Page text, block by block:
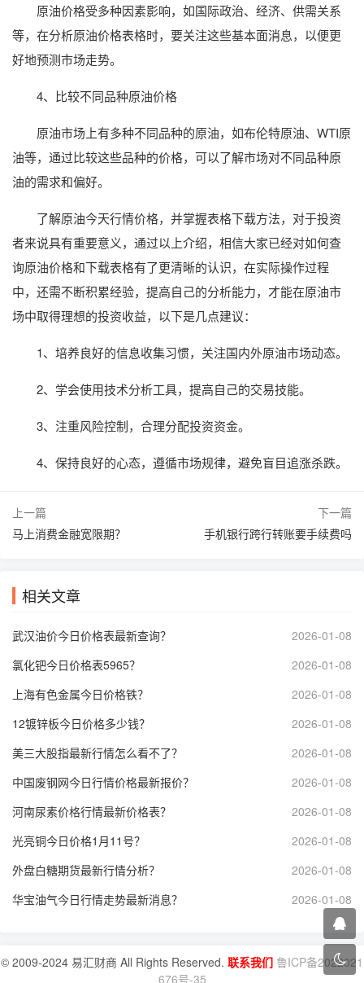
原油价格受多种因素影响，如国际政治、经济、供需关系
等，在分析原油价格表格时，要关注这些基本面消息，以便更
好地预测市场走势。
4、比较不同品种原油价格
原油市场上有多种不同品种的原油，如布伦特原油、WTI原
油等，通过比较这些品种的价格，可以了解市场对不同品种原
油的需求和偏好。
了解原油今天行情价格，并掌握表格下载方法，对于投资
者来说具有重要意义，通过以上介绍，相信大家已经对如何查
询原油价格和下载表格有了更清晰的认识，在实际操作过程
中，还需不断积累经验，提高自己的分析能力，才能在原油市
场中取得理想的投资收益，以下是几点建议：
1、培养良好的信息收集习惯，关注国内外原油市场动态。
2、学会使用技术分析工具，提高自己的交易技能。
3、注重风险控制，合理分配投资资金。
4、保持良好的心态，遵循市场规律，避免盲目追涨杀跌。
上一篇
马上消费金融宽限期？
下一篇
手机银行跨行转账要手续费吗
相关文章
武汉油价今日价格表最新查询？
2026-01-08
氯化钯今日价格表5965？
2026-01-08
上海有色金属今日价格铁？
2026-01-08
12镀锌板今日价格多少钱？
2026-01-08
美三大股指最新行情怎么看不了？
2026-01-08
中国废钢网今日行情价格最新报价？
2026-01-08
河南尿素价格行情最新价格表？
2026-01-08
光亮铜今日价格1月11号？
2026-01-08
外盘白糖期货最新行情分析？
2026-01-08
华宝油气今日行情走势最新消息？
2026-01-08
© 2009-2024 易汇财商 All Rights Reserved. 联系我们 鲁ICP备2022021
676号-35